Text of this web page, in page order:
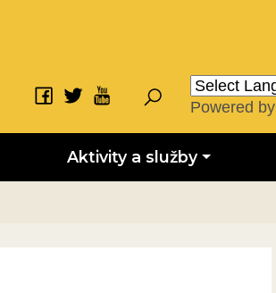
Powered by
Aktivity a služby